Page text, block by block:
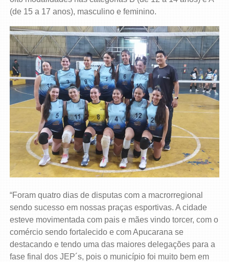
(de 15 a 17 anos), masculino e feminino.
“Foram quatro dias de disputas com a macrorregional
sendo sucesso em nossas praças esportivas. A cidade
esteve movimentada com pais e mães vindo torcer, com o
comércio sendo fortalecido e com Apucarana se
destacando e tendo uma das maiores delegações para a
fase final dos JEP´s, pois o município foi muito bem em